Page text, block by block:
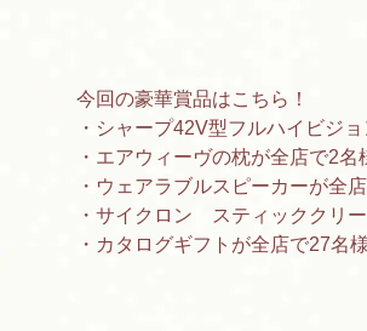
今回の豪華賞品はこちら！
・シャープ42V型フルハイビジ
・エアウィーヴの枕が全店で2名
・ウェアラブルスピーカーが全
・サイクロン スティッククリ
・カタログギフトが全店で27名様